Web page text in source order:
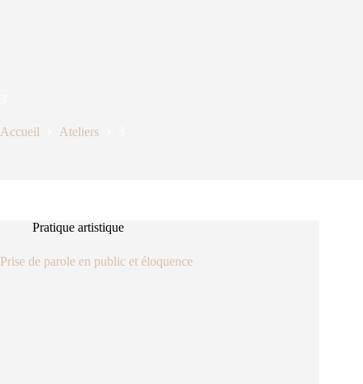
Accueil Ateliers
Pratique artistique
Prise de parole en public et éloquence